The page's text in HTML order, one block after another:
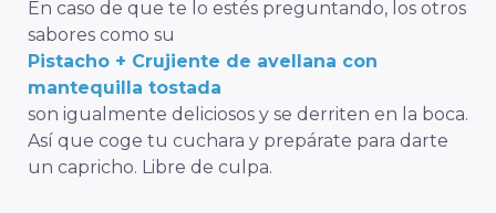
En caso de que te lo estés preguntando, los otros
sabores como su
Pistacho + Crujiente de avellana con
mantequilla tostada
son igualmente deliciosos y se derriten en la boca.
Así que coge tu cuchara y prepárate para darte
un capricho. Libre de culpa.